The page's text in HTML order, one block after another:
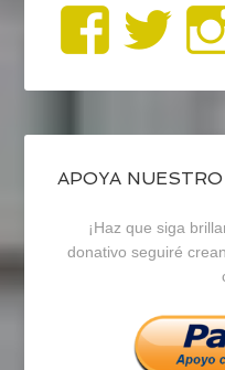
Ver
de
en en
APOYA
¡Haz que siga
donativo seguiré